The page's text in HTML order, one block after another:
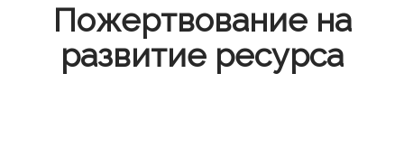
Пожертвование на
развитие ресурса